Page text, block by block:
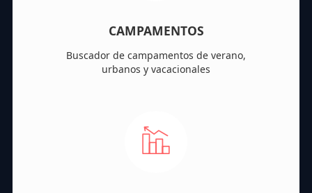
CAMPAMENTOS
Buscador de campamentos de verano,
urbanos y vacacionales